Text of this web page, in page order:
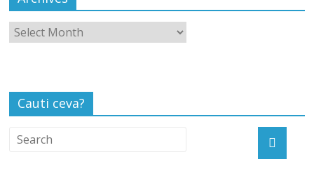
Cauti ceva?